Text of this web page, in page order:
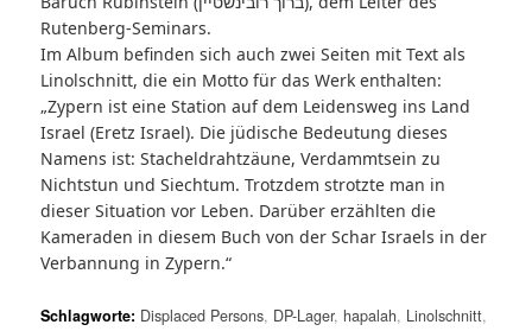
Rutenberg-Seminars.
Im Album befinden sich auch zwei Seiten mit Text als
Linolschnitt, die ein Motto für das Werk enthalten:
„Zypern ist eine Station auf dem Leidensweg ins Land
Israel (Eretz Israel). Die jüdische Bedeutung dieses
Namens ist: Stacheldrahtzäune, Verdammtsein zu
Nichtstun und Siechtum. Trotzdem strotzte man in
dieser Situation vor Leben. Darüber erzählten die
Kameraden in diesem Buch von der Schar Israels in der
Verbannung in Zypern.“
Schlagworte: Displaced Persons, DP-Lager, hapalah, Linolschnitt,